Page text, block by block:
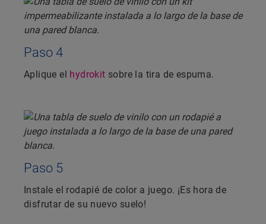
Paso 4
Aplique el hydrokit sobre la tira de espuma.
Paso 5
Instale el rodapié de color a juego. ¡Es hora de
disfrutar de su nuevo suelo!